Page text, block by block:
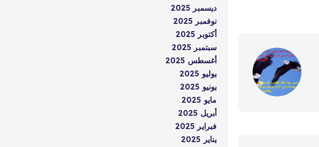
ديسمبر 2025
نوفمبر 2025
أكتوبر 2025
سبتمبر 2025
أغسطس 2025
يوليو 2025
يونيو 2025
مايو 2025
أبريل 2025
فبراير 2025
يناير 2025